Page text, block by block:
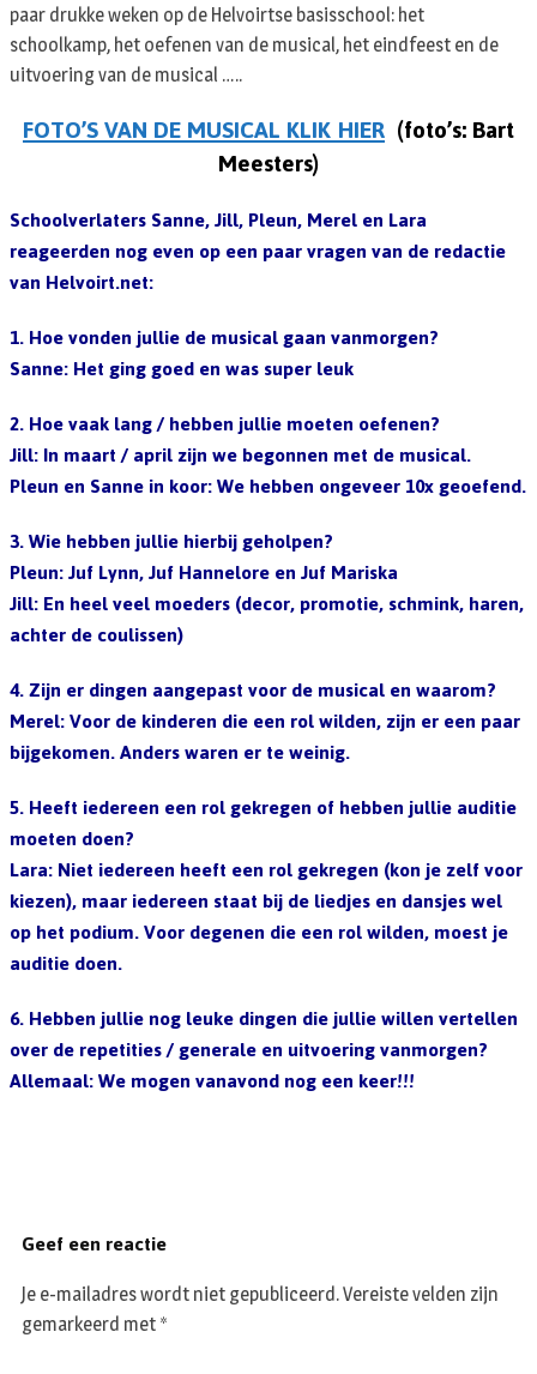
paar drukke weken op de Helvoirtse basisschool: het
schoolkamp, het oefenen van de musical, het eindfeest en de
uitvoering van de musical …..
FOTO’S VAN DE MUSICAL KLIK HIER (foto’s: Bart
Meesters)
Schoolverlaters Sanne, Jill, Pleun, Merel en Lara
reageerden nog even op een paar vragen van de redactie
van Helvoirt.net:
1. Hoe vonden jullie de musical gaan vanmorgen?
Sanne: Het ging goed en was super leuk
2. Hoe vaak lang / hebben jullie moeten oefenen?
Jill: In maart / april zijn we begonnen met de musical.
Pleun en Sanne in koor: We hebben ongeveer 10x geoefend.
3. Wie hebben jullie hierbij geholpen?
Pleun: Juf Lynn, Juf Hannelore en Juf Mariska
Jill: En heel veel moeders (decor, promotie, schmink, haren,
achter de coulissen)
4. Zijn er dingen aangepast voor de musical en waarom?
Merel: Voor de kinderen die een rol wilden, zijn er een paar
bijgekomen. Anders waren er te weinig.
5. Heeft iedereen een rol gekregen of hebben jullie auditie
moeten doen?
Lara: Niet iedereen heeft een rol gekregen (kon je zelf voor
kiezen), maar iedereen staat bij de liedjes en dansjes wel
op het podium. Voor degenen die een rol wilden, moest je
auditie doen.
6. Hebben jullie nog leuke dingen die jullie willen vertellen
over de repetities / generale en uitvoering vanmorgen?
Allemaal: We mogen vanavond nog een keer!!!
Geef een reactie
Je e-mailadres wordt niet gepubliceerd.Vereiste velden zijn
gemarkeerd met *